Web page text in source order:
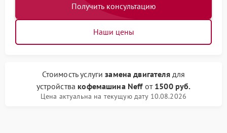
Получить консультацию
Наши цены
Стоимость услугизамена двигателядля
устройства кофемашина Neffот 1500 руб.
Цена актуальна на текущую дату 10.08.2026